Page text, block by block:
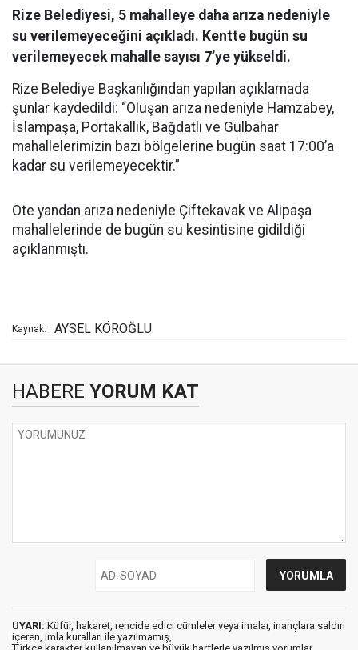
Rize Belediyesi, 5 mahalleye daha arıza nedeniyle
su verilemeyeceğini açıkladı. Kentte bugün su
verilemeyecek mahalle sayısı 7’ye yükseldi.
Rize Belediye Başkanlığından yapılan açıklamada
şunlar kaydedildi: “Oluşan arıza nedeniyle Hamzabey,
İslampaşa, Portakallık, Bağdatlı ve Gülbahar
mahallelerimizin bazı bölgelerine bugün saat 17:00’a
kadar su verilemeyecektir.”
Öte yandan arıza nedeniyle Çiftekavak ve Alipaşa
mahallelerinde de bugün su kesintisine gidildiği
açıklanmıştı.
Kaynak: AYSEL KÖROĞLU
HABERE YORUM KAT
UYARI: Küfür, hakaret, rencide edici cümleler veya imalar, inançlara saldırı
içeren, imla kuralları ile yazılmamış,